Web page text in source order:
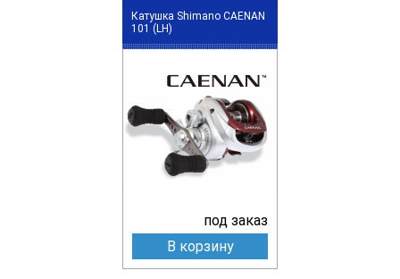
Катушка Shimano CAENAN
101 (LH)
под заказ
В корзину